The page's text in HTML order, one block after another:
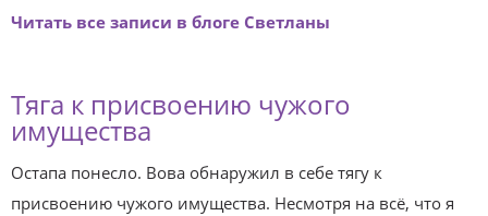
Читать все записи в блоге Светланы
Тяга к присвоению чужого
имущества
Остапа понесло. Вова обнаружил в себе тягу к
присвоению чужого имущества. Несмотря на всё, что я